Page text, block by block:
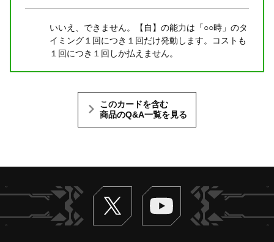
いいえ、できません。【自】の能力は「○○時」のタ
イミング１回につき１回だけ発動します。コストも
１回につき１回しか払えません。
このカードを含む
商品のQ&A一覧を見る
Twitter ヴァンガードch